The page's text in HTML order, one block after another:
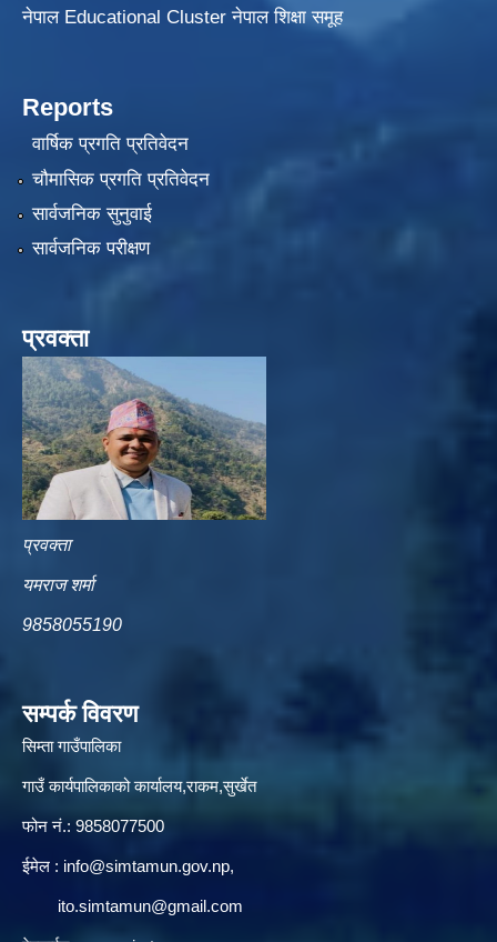
नेपाल Educational Cluster नेपाल शिक्षा समूह
Reports
वार्षिक प्रगति प्रतिवेदन
चौमासिक प्रगति प्रतिवेदन
सार्वजनिक सुनुवाई
सार्वजनिक परीक्षण
प्रवक्ता
प्रवक्ता
यमराज शर्मा
9858055190
सम्पर्क विवरण
सिम्ता गाउँपालिका
गाउँ कार्यपालिकाको कार्यालय,राकम,सुर्खेत
फोन नं.: 9858077500
ईमेल‌ : info@simtamun.gov.np,
ito.simtamun@gmail.com